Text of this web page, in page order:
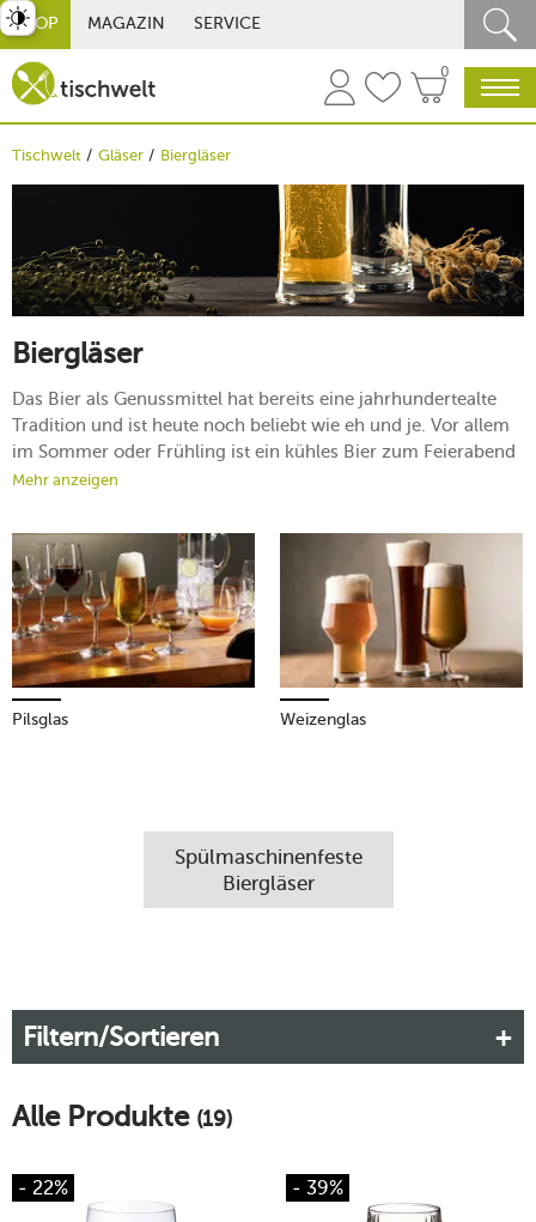
SHOP MAGAZIN SERVICE
0
Tischwelt Gläser Biergläser
Biergläser
Das Bier als Genussmittel hat bereits eine jahrhundertealte
Tradition und ist heute noch beliebt wie eh und je. Vor allem
im Sommer oder Frühling ist ein kühles Bier zum Feierabend
ein wahrer Genuss. Noch genussvoller wird es jedoch, wenn
was das für einen Unterschied macht?
Mehr erfahren!
Mehr anzeigen
Pilsglas Weizenglas
Spülmaschinenfeste
Biergläser
Filtern/Sortieren
Alle Produkte (19)
- 22% - 39%
umschalten